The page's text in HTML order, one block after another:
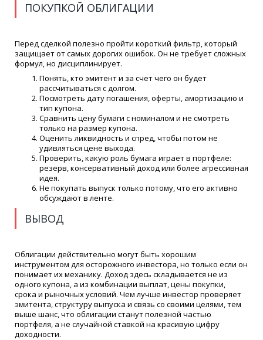
ПОКУПКОЙ ОБЛИГАЦИИ
Перед сделкой полезно пройти короткий фильтр, который
защищает от самых дорогих ошибок. Он не требует сложных
формул, но дисциплинирует.
Понять, кто эмитент и за счет чего он будет
рассчитываться с долгом.
Посмотреть дату погашения, оферты, амортизацию и
тип купона.
Сравнить цену бумаги с номиналом и не смотреть
только на размер купона.
Оценить ликвидность и спред, чтобы потом не
удивляться цене выхода.
Проверить, какую роль бумага играет в портфеле:
резерв, консервативный доход или более агрессивная
идея.
Не покупать выпуск только потому, что его активно
обсуждают в ленте.
ВЫВОД
Облигации действительно могут быть хорошим
инструментом для осторожного инвестора, но только если он
понимает их механику. Доход здесь складывается не из
одного купона, а из комбинации выплат, цены покупки,
срока и рыночных условий. Чем лучше инвестор проверяет
эмитента, структуру выпуска и связь со своими целями, тем
выше шанс, что облигации станут полезной частью
портфеля, а не случайной ставкой на красивую цифру
доходности.